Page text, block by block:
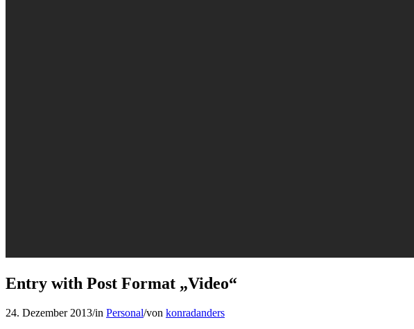
Entry with Post Format „Video“
24. Dezember 2013/in Personal/von konradanders